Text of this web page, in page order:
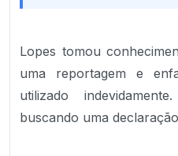
Lopes tomou
uma reportagem e
utilizado
buscando uma